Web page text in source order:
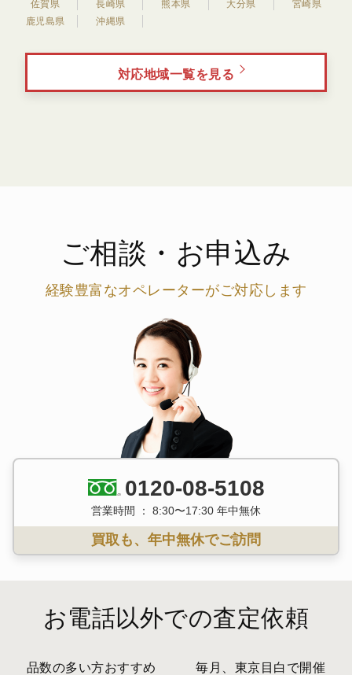
佐賀県
長崎県 熊本県 大分県
宮崎県
鹿児島県
沖縄県
対応地域一覧を見る
ご相談・お申込み
経験豊富なオペレーターがご対応します
0120-08-5108
営業時間 ： 8:30〜17:30 年中無休
買取も、年中無休でご訪問
お電話以外での査定依頼
品数の多い方おすすめ 毎月、東京目白で開催